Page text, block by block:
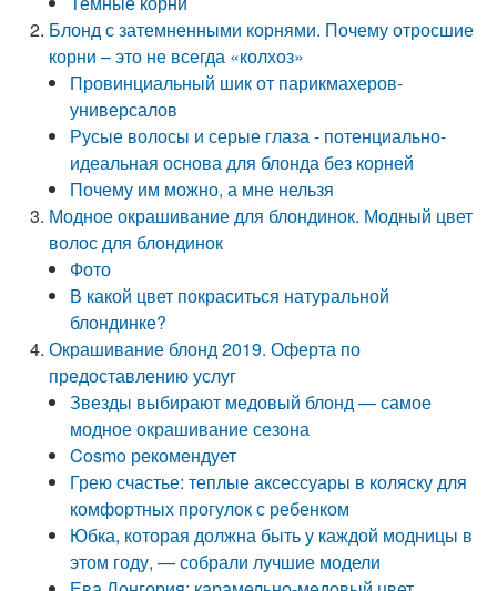
Блонд с затемненными корнями. Почему отросшие
корни – это не всегда «колхоз»
Провинциальный шик от парикмахеров-
универсалов
Русые волосы и серые глаза - потенциально-
идеальная основа для блонда без корней
Почему им можно, а мне нельзя
Модное окрашивание для блондинок. Модный цвет
волос для блондинок
Фото
В какой цвет покраситься натуральной
блондинке?
Окрашивание блонд 2019. Оферта по
предоставлению услуг
Звезды выбирают медовый блонд — самое
модное окрашивание сезона
Cosmo рекомендует
Грею счастье: теплые аксессуары в коляску для
комфортных прогулок с ребенком
Юбка, которая должна быть у каждой модницы в
этом году, — собрали лучшие модели